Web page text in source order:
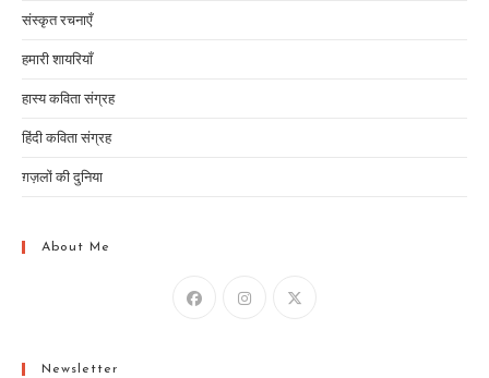
संस्कृत रचनाएँ
हमारी शायरियाँ
हास्य कविता संग्रह
हिंदी कविता संग्रह
ग़ज़लों की दुनिया
About Me
Newsletter